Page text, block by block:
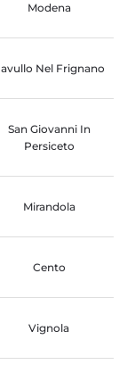
Modena
Nel Frignano
San Giovanni In
Persiceto
Mirandola
Cento
Vignola